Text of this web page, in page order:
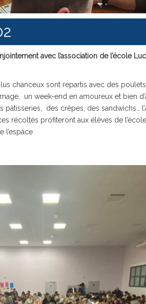
avec l’association de l’école
chanceux sont repartis avec des
un week-end en amoureux et bien
pâtisseries, des crêpes, des sandwichs…
récoltés profiteront aux élèves de
l’espace